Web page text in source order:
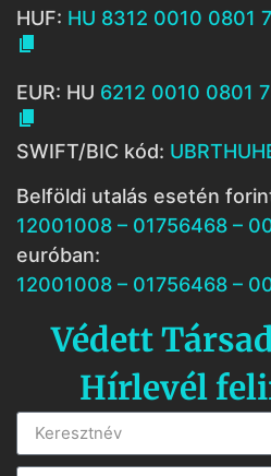
HUF: HU 8312 0010 0801

EUR: HU 6212 0010 0801

SWIFT/BIC kód:
Belföldi utalás esetén
12001008 – 01756468 –
euróban:
12001008 – 01756468 –
Védett
Hírlevél